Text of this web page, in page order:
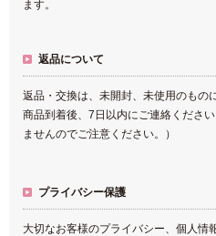
ます。
返品について
返品・交換は、未開封、未使用のもの
商品到着後、7日以内にご連絡くださ
ませんのでご注意ください。）
プライバシー保護
大切なお客様のプライバシー、個人情